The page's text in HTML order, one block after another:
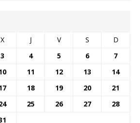
X J V S D
3 4 5 6
7
11 12 13
14
18 19 20
21
25 26 27
28